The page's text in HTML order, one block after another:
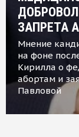
ЗАПРЕТА
Мнение
на фоне
Кирилла о
абортам и
Павловой